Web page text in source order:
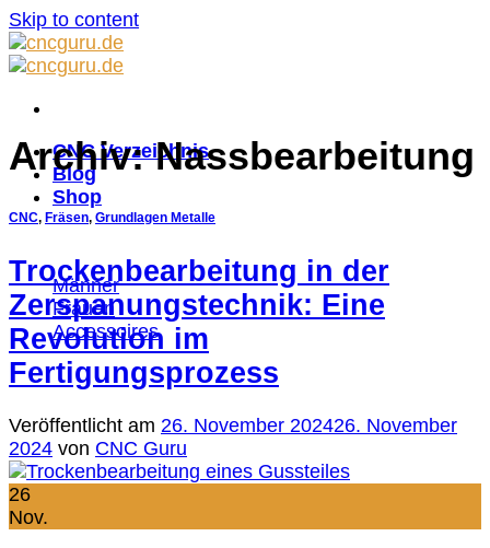
Skip to content
CNC Verzeichnis
Blog
Shop
Männer
Frauen
Accessoires
Archiv:Nassbearbeitung
CNC, Fräsen, Grundlagen Metalle
Trockenbearbeitung in der
Zerspanungstechnik: Eine
Revolution im
Fertigungsprozess
Veröffentlicht am 26. November 202426. November
2024 von CNC Guru
26
Nov.